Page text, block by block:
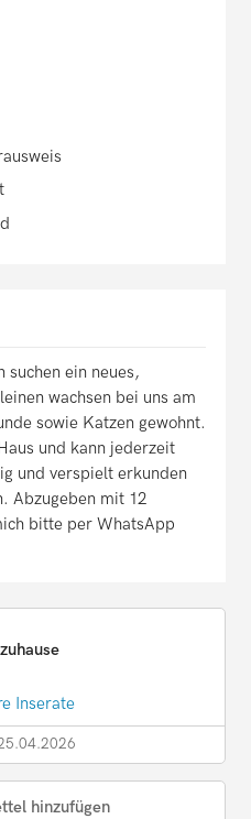
suchen ein neues,
wachsen bei uns am
sowie Katzen gewohnt.
und kann jederzeit
und verspielt erkunden
Abzugeben mit 12
bitte per WhatsApp
Inserate
hinzufügen